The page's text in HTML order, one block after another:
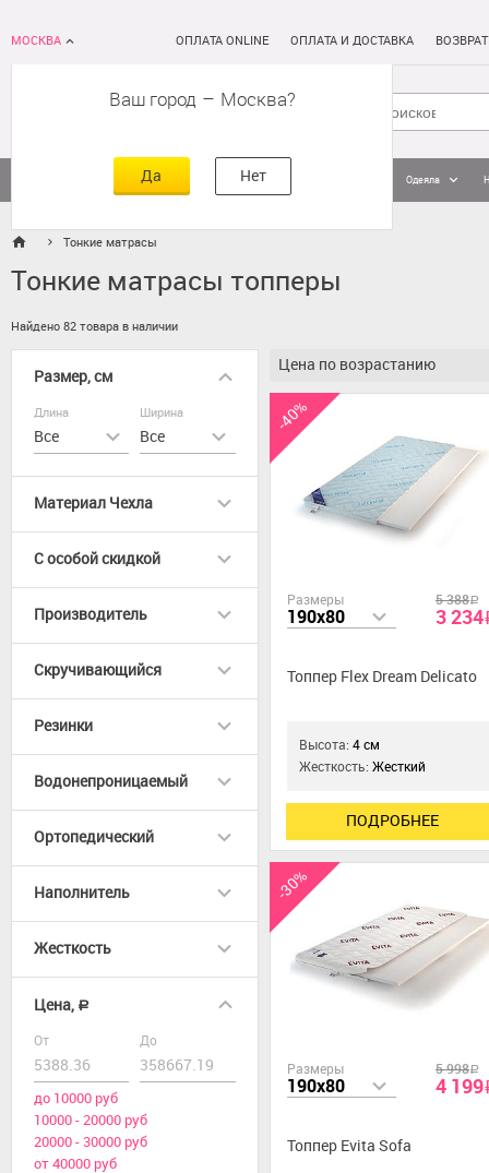
МОСКВА
Ваш город – Москва
Да Нет
ОПЛАТА ONLINE ОПЛАТА И ДОСТАВКА
Кровати Постельное белье Одеяла
Тонкие матрасы
Тонкие матрасы топперы
Найдено 82 товара в наличии
Размер, см
Длина
Все
Ширина
Все
Материал Чехла
C особой скидкой
Производитель
Скручивающийся
Резинки
Водонепроницаемый
Ортопедический
Наполнитель
Жесткость
Цена, a
От До
до 10000 руб
10000 - 20000 руб
20000 - 30000 руб
от 40000 руб
Цена по возрастанию
-40%
Размеры
190x80
5 388a
3 234
Топпер Flex Dream Delicato
Высота:4 см
Жесткость:Жесткий
ПОДРОБНЕЕ
-30%
Размеры
190x80
5 998a
4 199
Топпер Evita Sofa